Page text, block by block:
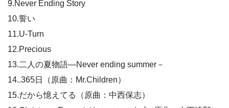
9.Never Ending Story
10.誓い
11.U-Turn
12.Precious
13.二人の夏物語―Never ending summer－
14..365日（原曲：Mr.Children）
15.だから憶えてる（原曲：中西保志）